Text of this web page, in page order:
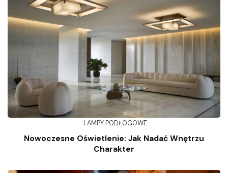
LAMPY PODŁOGOWE
Nowoczesne Oświetlenie: Jak Nadać Wnętrzu
Charakter